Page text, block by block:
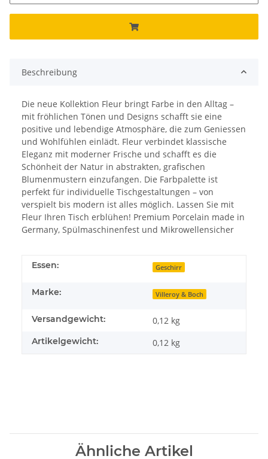
Beschreibung
Die neue Kollektion Fleur bringt Farbe in den Alltag –
mit fröhlichen Tönen und Designs schafft sie eine
positive und lebendige Atmosphäre, die zum Geniessen
und Wohlfühlen einlädt. Fleur verbindet klassische
Eleganz mit moderner Frische und schafft es die
Schönheit der Natur in abstrakten, grafischen
Blumenmustern einzufangen. Die Farbpalette ist
perfekt für individuelle Tischgestaltungen – von
verspielt bis modern ist alles möglich. Lassen Sie mit
Fleur Ihren Tisch erblühen! Premium Porcelain made in
Germany, Spülmaschinenfest und Mikrowellensicher
Essen: Geschirr
Marke: Villeroy & Boch
Versandgewicht: 0,12 kg
Artikelgewicht: 0,12 kg
Ähnliche Artikel